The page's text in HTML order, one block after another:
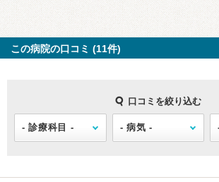
この病院の口コミ (11件)
口コミを絞り込む